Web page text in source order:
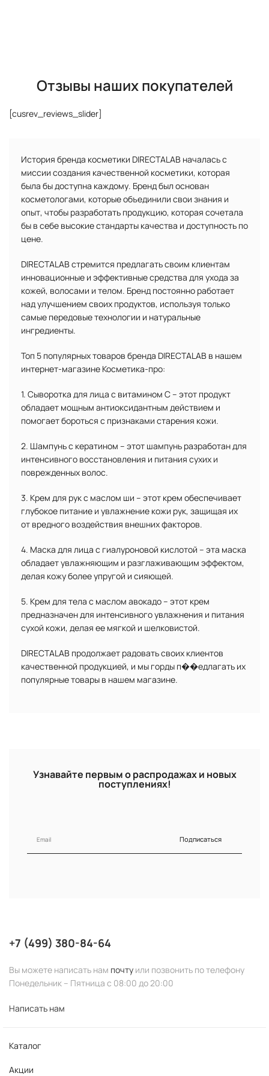
Отзывы наших покупателей
[cusrev_reviews_slider]
История бренда косметики DIRECTALAB началась с
миссии создания качественной косметики, которая
была бы доступна каждому. Бренд был основан
косметологами, которые объединили свои знания и
опыт, чтобы разработать продукцию, которая сочетала
бы в себе высокие стандарты качества и доступность по
цене.
DIRECTALAB стремится предлагать своим клиентам
инновационные и эффективные средства для ухода за
кожей, волосами и телом. Бренд постоянно работает
над улучшением своих продуктов, используя только
самые передовые технологии и натуральные
ингредиенты.
Топ 5 популярных товаров бренда DIRECTALAB в нашем
интернет-магазине Косметика-про:
1. Сыворотка для лица с витамином С – этот продукт
обладает мощным антиоксидантным действием и
помогает бороться с признаками старения кожи.
2. Шампунь с кератином – этот шампунь разработан для
интенсивного восстановления и питания сухих и
поврежденных волос.
3. Крем для рук с маслом ши – этот крем обеспечивает
глубокое питание и увлажнение кожи рук, защищая их
от вредного воздействия внешних факторов.
4. Маска для лица с гиалуроновой кислотой – эта маска
обладает увлажняющим и разглаживающим эффектом,
делая кожу более упругой и сияющей.
5. Крем для тела с маслом авокадо – этот крем
предназначен для интенсивного увлажнения и питания
сухой кожи, делая ее мягкой и шелковистой.
DIRECTALAB продолжает радовать своих клиентов
качественной продукцией, и мы горды п��едлагать их
популярные товары в нашем магазине.
Узнавайте первым о распродажах и новых
поступлениях!
Подписаться
Каталог
Акции
+7 (499) 380-84-64
Вы можете написать нам почту или позвонить по телефону
Понедельник – Пятница с 08:00 до 20:00
Написать нам